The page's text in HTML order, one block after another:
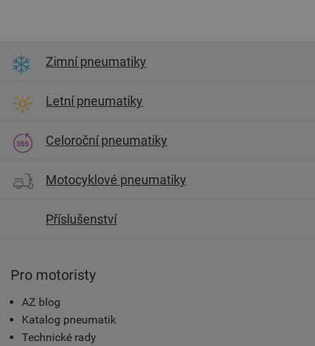
Zimní pneumatiky
Letní pneumatiky
Celoroční pneumatiky
Motocyklové pneumatiky
Příslušenství
Pro motoristy
AZ blog
Katalog pneumatik
Technické rady